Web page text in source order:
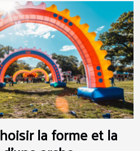
la forme et la